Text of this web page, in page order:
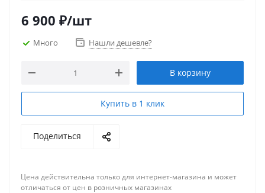
6 900 ₽/шт
Много Нашли дешевле?
В корзину
Купить в 1 клик
Поделиться
Цена действительна только для интернет-магазина и может
отличаться от цен в розничных магазинах